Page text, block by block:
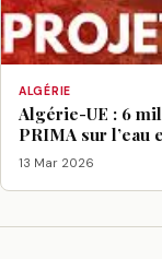
ALGÉRIE
Algérie-UE : 6
PRIMA sur l’eau
13 Mar 2026